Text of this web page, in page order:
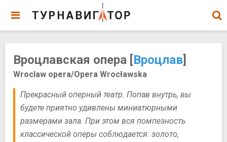
Вроцлавская опера [Вроцлав]
Wroclaw opera/Opera Wrocławska
Прекрасный оперный театр. Попав внутрь, вы
будете приятно удивлены миниатюрными
размерами зала. При этом вся помпезность
классической оперы соблюдается: золото,